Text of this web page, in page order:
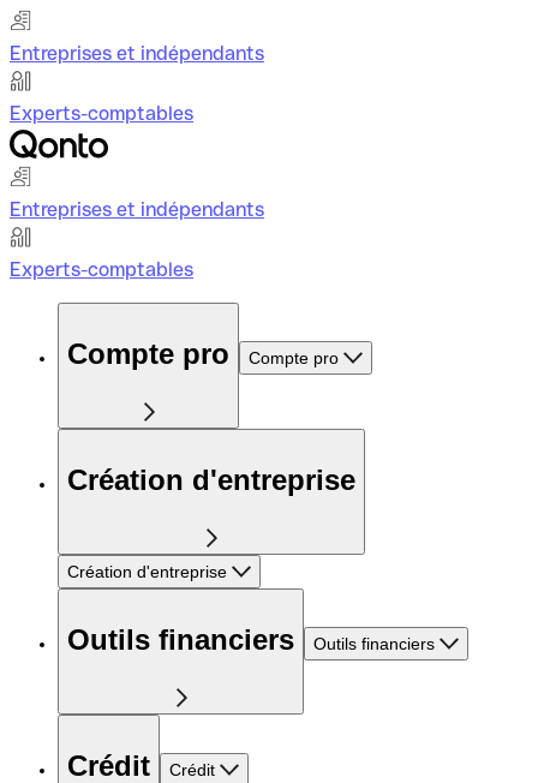
Entreprises et indépendants
Experts-comptables
Entreprises et indépendants
Experts-comptables
Compte pro Compte pro
Création d'entreprise
Création d'entreprise
Outils financiers Outils financiers
Crédit Crédit